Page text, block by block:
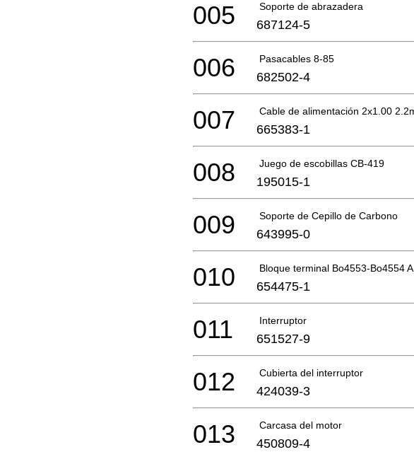
Soporte de abrazadera
005 687124-5
Pasacables 8-85
006 682502-4
Cable de alimentación 2x1.00
007 665383-1
Juego de escobillas CB-419
008 195015-1
Soporte de Cepillo de Carbono
009 643995-0
Bloque terminal Bo4553-Bo4554 A
010 654475-1
Interruptor
011 651527-9
Cubierta del interruptor
012 424039-3
Carcasa del motor
013 450809-4